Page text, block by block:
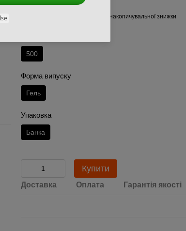
для відображення накопичувальної знижки
500
Форма випуску
Гель
Упаковка
Банка
Купити
Доставка Оплата Гарантія якості